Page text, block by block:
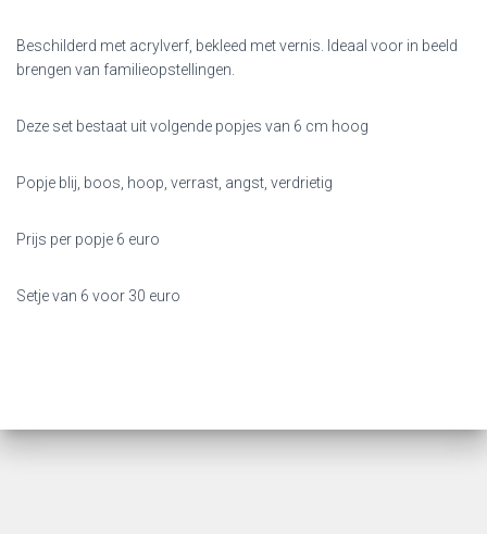
Beschilderd met acrylverf, bekleed met vernis. Ideaal voor in beeld
brengen van familieopstellingen.
Deze set bestaat uit volgende popjes van 6 cm hoog
Popje blij, boos, hoop, verrast, angst, verdrietig
Prijs per popje 6 euro
Setje van 6 voor 30 euro